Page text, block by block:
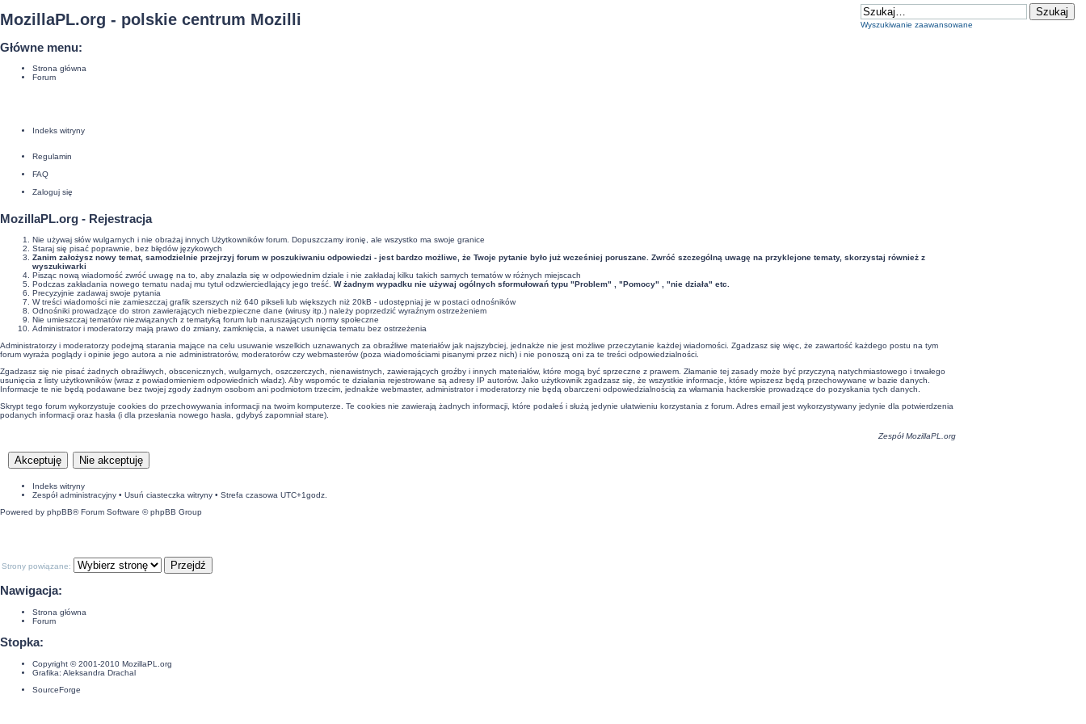
MozillaPL.org - polskie centrum Mozilli
Główne menu:
Strona główna
Forum
Wyszukiwanie zaawansowane
Indeks witryny
Regulamin
FAQ
Zaloguj się
MozillaPL.org - Rejestracja
Nie używaj słów wulgarnych i nie obrażaj innych Użytkowników forum. Dopuszczamy ironię, ale wszystko ma swoje granice
Staraj się pisać poprawnie, bez błędów językowych
Zanim założysz nowy temat, samodzielnie przejrzyj forum w poszukiwaniu odpowiedzi - jest bardzo możliwe, że Twoje pytanie było już wcześniej poruszane. Zwróć szczególną uwagę na przyklejone tematy, skorzystaj również z
wyszukiwarki
Pisząc nową wiadomość zwróć uwagę na to, aby znalazła się w odpowiednim dziale i nie zakładaj kilku takich samych tematów w różnych miejscach
Podczas zakładania nowego tematu nadaj mu tytuł odzwierciedlający jego treść. W żadnym wypadku nie używaj ogólnych sformułowań typu "Problem" , "Pomocy" , "nie działa" etc.
Precyzyjnie zadawaj swoje pytania
W treści wiadomości nie zamieszczaj grafik szerszych niż 640 pikseli lub większych niż 20kB - udostępniaj je w postaci odnośników
Odnośniki prowadzące do stron zawierających niebezpieczne dane (wirusy itp.) należy poprzedzić wyraźnym ostrzeżeniem
Nie umieszczaj tematów niezwiązanych z tematyką forum lub naruszających normy społeczne
Administrator i moderatorzy mają prawo do zmiany, zamknięcia, a nawet usunięcia tematu bez ostrzeżenia
Administratorzy i moderatorzy podejmą starania mające na celu usuwanie wszelkich uznawanych za obraźliwe materiałów jak najszybciej, jednakże nie jest możliwe przeczytanie każdej wiadomości. Zgadzasz się więc, że zawartość każdego postu na tym
forum wyraża poglądy i opinie jego autora a nie administratorów, moderatorów czy webmasterów (poza wiadomościami pisanymi przez nich) i nie ponoszą oni za te treści odpowiedzialności.
Zgadzasz się nie pisać żadnych obraźliwych, obscenicznych, wulgarnych, oszczerczych, nienawistnych, zawierających groźby i innych materiałów, które mogą być sprzeczne z prawem. Złamanie tej zasady może być przyczyną natychmiastowego i trwałego
usunięcia z listy użytkowników (wraz z powiadomieniem odpowiednich władz). Aby wspomóc te działania rejestrowane są adresy IP autorów. Jako użytkownik zgadzasz się, że wszystkie informacje, które wpiszesz będą przechowywane w bazie danych.
Informacje te nie będą podawane bez twojej zgody żadnym osobom ani podmiotom trzecim, jednakże webmaster, administrator i moderatorzy nie będą obarczeni odpowiedzialnością za włamania hackerskie prowadzące do pozyskania tych danych.
Skrypt tego forum wykorzystuje cookies do przechowywania informacji na twoim komputerze. Te cookies nie zawierają żadnych informacji, które podałeś i służą jedynie ułatwieniu korzystania z forum. Adres email jest wykorzystywany jedynie dla potwierdzenia
podanych informacji oraz hasła (i dla przesłania nowego hasła, gdybyś zapomniał stare).
ZespółMozillaPL.org
Indeks witryny
Zespół administracyjny • Usuń ciasteczka witryny • Strefa czasowa UTC+1godz.
Powered by phpBB® Forum Software © phpBB Group
Strony powiązane:
Nawigacja:
Strona główna
Forum
Stopka:
Copyright © 2001-2010 MozillaPL.org
Grafika: Aleksandra Drachal
SourceForge